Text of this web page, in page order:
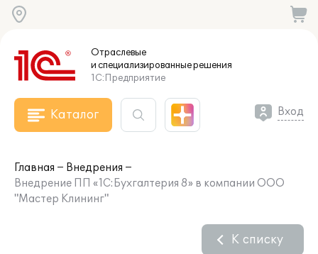
Отраслевые
и специализированныерешения
1С:Предприятие
Каталог Вход
Главная
Внедрения
Внедрение ПП «1С:Бухгалтерия 8» в компании ООО
"Мастер Клининг"
К списку